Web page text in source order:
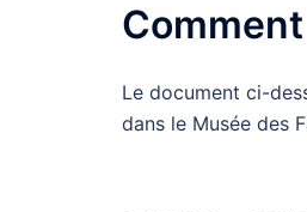
Le document ci-
dans le Musée des